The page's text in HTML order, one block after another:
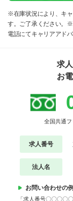
※在庫状況により、キ
す。ご了承ください。
電話にてキャリアアド
求
お
全国共通
求人番号
法人名
お問い合わせの例
「求人番号〇〇〇〇